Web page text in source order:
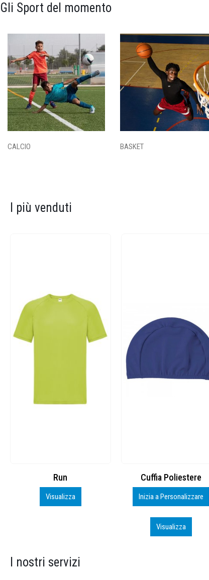
Gli Sport del momento
CALCIO BASKET
I più venduti
Cuffia Poliestere
Inizia a Personalizzare
BS600 – 5139960
Personalizza
Visualizza
I nostri servizi